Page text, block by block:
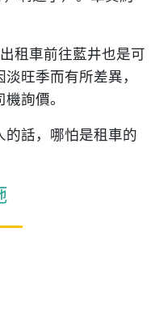
租車前往藍井也是可
旺季而有所差異，
詢價。
的話，哪怕是租車的